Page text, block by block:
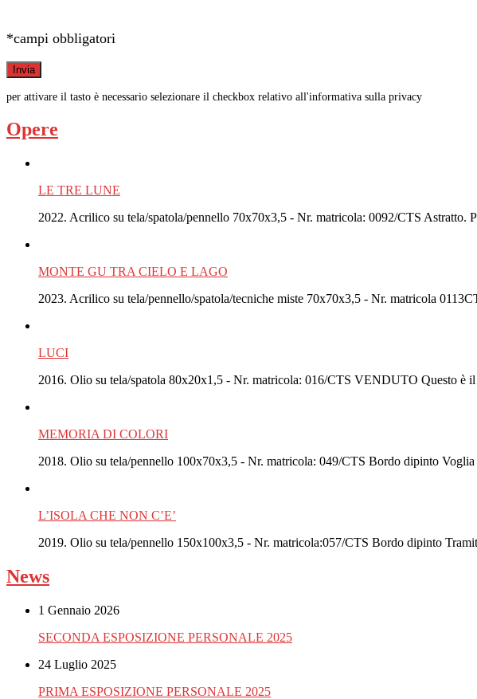
*campi obbligatori
per attivare il tasto è necessario selezionare il checkbox relativo all'informativa sulla privacy
Opere
LE TRE LUNE
2022. Acrilico su tela/spatola/pennello 70x70x3,5 - Nr. matricola: 0092/CTS
MONTE GU TRA CIELO E LAGO
2023. Acrilico su tela/pennello/spatola/tecniche miste 70x70x3,5 - Nr. matricola
LUCI
2016. Olio su tela/spatola 80x20x1,5 - Nr. matricola: 016/CTS VENDUTO Questo è
MEMORIA DI COLORI
2018. Olio su tela/pennello 100x70x3,5 - Nr. matricola: 049/CTS Bordo dipinto
L’ISOLA CHE NON C’E’
2019. Olio su tela/pennello 150x100x3,5 - Nr. matricola:057/CTS Bordo dipinto
News
1 Gennaio 2026
SECONDA ESPOSIZIONE PERSONALE 2025
24 Luglio 2025
PRIMA ESPOSIZIONE PERSONALE 2025